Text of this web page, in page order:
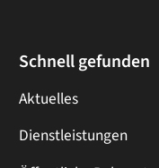
Schnell gefunden
Aktuelles
Dienstleistungen